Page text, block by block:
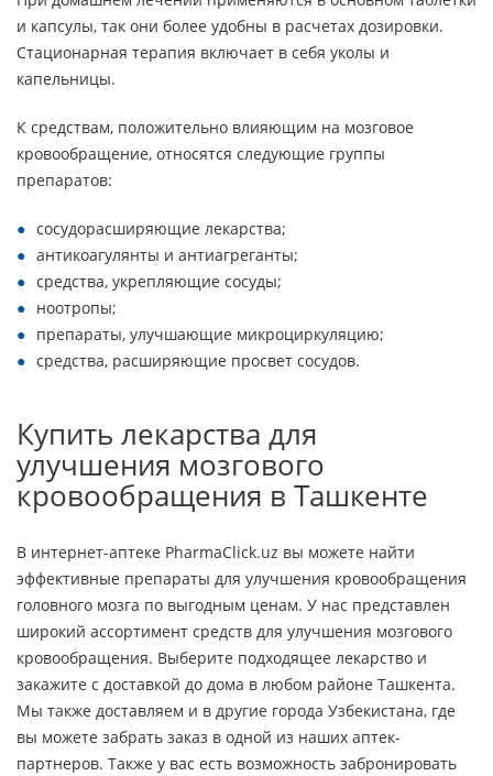
и капсулы, так они более удобны в расчетах дозировки.
Стационарная терапия включает в себя уколы и
капельницы.
К средствам, положительно влияющим на мозговое
кровообращение, относятся следующие группы
препаратов:
сосудорасширяющие лекарства;
антикоагулянты и антиагреганты;
средства, укрепляющие сосуды;
ноотропы;
препараты, улучшающие микроциркуляцию;
средства, расширяющие просвет сосудов.
Купить лекарства для
улучшения мозгового
кровообращения в Ташкенте
В интернет-аптеке PharmaClick.uz вы можете найти
эффективные препараты для улучшения кровообращения
головного мозга по выгодным ценам. У нас представлен
широкий ассортимент средств для улучшения мозгового
кровообращения. Выберите подходящее лекарство и
закажите с доставкой до дома в любом районе Ташкента.
Мы также доставляем и в другие города Узбекистана, где
вы можете забрать заказ в одной из наших аптек-
партнеров. Также у вас есть возможность забронировать